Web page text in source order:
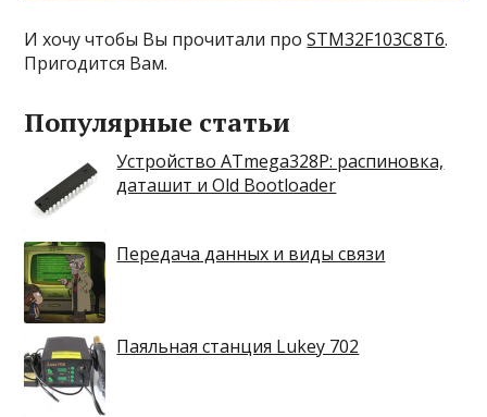
И хочу чтобы Вы прочитали проSTM32F103C8T6.
Пригодится Вам.
Популярные статьи
Устройство ATmega328P: распиновка,
даташит и Old Bootloader
Передача данных и виды связи
Паяльная станция Lukey 702